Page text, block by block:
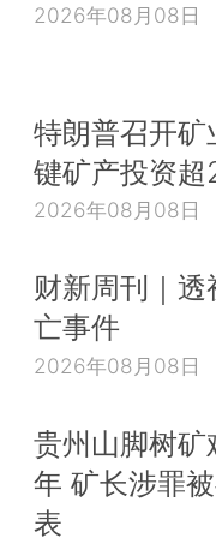
2026年08月08日
特朗普召开
键矿产投资
2026年08月08日
财新周刊｜
亡事件
2026年08月08日
贵州山脚树矿
年 矿长涉罪
表